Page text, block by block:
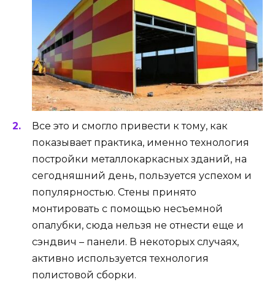
Все это и смогло привести к тому, как
показывает практика, именно технология
постройки металлокаркасных зданий, на
сегодняшний день, пользуется успехом и
популярностью. Стены принято
монтировать с помощью несъемной
опалубки, сюда нельзя не отнести еще и
сэндвич – панели. В некоторых случаях,
активно используется технология
полистовой сборки.